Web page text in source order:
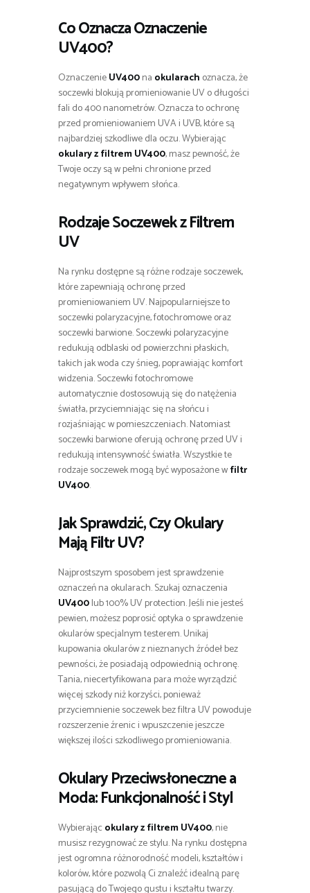
Co Oznacza Oznaczenie
UV400?
OznaczenieUV400na okularach oznacza, że
soczewki blokują promieniowanie UV o długości
fali do 400 nanometrów. Oznacza to ochronę
przed promieniowaniem UVA i UVB, które są
najbardziej szkodliwe dla oczu. Wybierając
okulary z filtrem UV400, masz pewność, że
Twoje oczy są w pełni chronione przed
negatywnym wpływem słońca.
Rodzaje Soczewek z Filtrem
UV
Na rynku dostępne są różne rodzaje soczewek,
które zapewniają ochronę przed
promieniowaniem UV. Najpopularniejsze to
soczewki polaryzacyjne, fotochromowe oraz
soczewki barwione. Soczewki polaryzacyjne
redukują odblaski od powierzchni płaskich,
takich jak woda czy śnieg, poprawiając komfort
widzenia. Soczewki fotochromowe
automatycznie dostosowują się do natężenia
światła, przyciemniając się na słońcu i
rozjaśniając w pomieszczeniach. Natomiast
soczewki barwione oferują ochronę przed UV i
redukują intensywność światła. Wszystkie te
rodzaje soczewek mogą być wyposażone wfiltr
UV400.
Jak Sprawdzić, Czy Okulary
Mają Filtr UV?
Najprostszym sposobem jest sprawdzenie
oznaczeń na okularach. Szukaj oznaczenia
UV400lub 100% UV protection. Jeśli nie jesteś
pewien, możesz poprosić optyka o sprawdzenie
okularów specjalnym testerem. Unikaj
kupowania okularów z nieznanych źródeł bez
pewności, że posiadają odpowiednią ochronę.
Tania, niecertyfikowana para może wyrządzić
więcej szkody niż korzyści, ponieważ
przyciemnienie soczewek bez filtra UV powoduje
rozszerzenie źrenic i wpuszczenie jeszcze
większej ilości szkodliwego promieniowania.
Okulary Przeciwsłoneczne a
Moda: Funkcjonalność i Styl
Wybierając okulary z filtrem UV400, nie
musisz rezygnować ze stylu. Na rynku dostępna
jest ogromna różnorodność modeli, kształtów i
kolorów, które pozwolą Ci znaleźć idealną parę
pasującą do Twojego gustu i kształtu twarzy.